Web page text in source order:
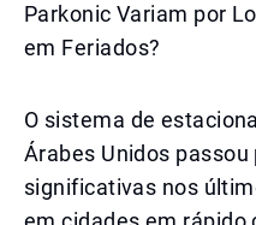
Parkonic Variam por
em Feriados?
O sistema de
Árabes Unidos
significativas nos